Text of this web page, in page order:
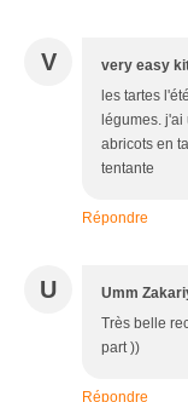
V very easy
les tartes
légumes. j'ai
abricots en
tentante
Répondre
U Umm
Très belle
part ))
Répondre